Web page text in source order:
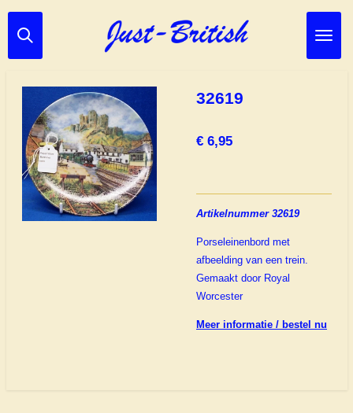
Ga
direct
hoofdinhoud
32619
€ 6,95
Artikelnummer 32619
Porseleinenbord met
afbeelding van een trein.
Gemaakt door Royal
Worcester
Meer informatie / bestel nu